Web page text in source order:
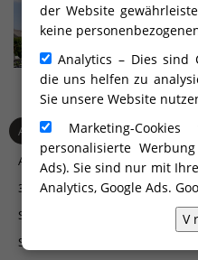
der Website
keine
Analytics – Dies sind
die uns helfen zu
Sie unsere Website
Marketing-
personalisierte
Ads). Sie sind nur mit
Analytics, Google Ads.
V
Ausstellungssalon in M...
Alles, was Sie über sichere Tore
3D-Visualisierung fürs Aussehen
Seitlich montierte Balkongeländer
Streben Sie nach Sicherheit und